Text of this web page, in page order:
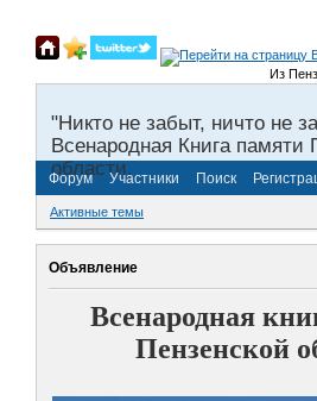
Из
"Никто не забыт, ничто не
Всенародная Книга памяти
области.
Форум Участники Поиск
Активные темы
Объявление
Всенародная
Пензенской